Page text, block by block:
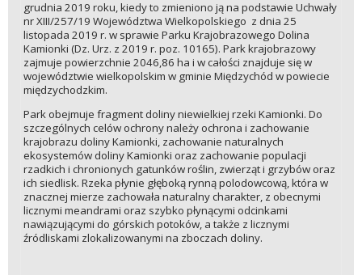
grudnia 2019 roku, kiedy to zmieniono ją na podstawie Uchwały
nr XIII/257/19 Województwa Wielkopolskiego z dnia 25
listopada 2019 r. w sprawie Parku Krajobrazowego Dolina
Kamionki (Dz. Urz. z 2019 r. poz. 10165). Park krajobrazowy
zajmuje powierzchnie 2046,86 ha i w całości znajduje się w
województwie wielkopolskim w gminie Międzychód w powiecie
międzychodzkim.
Park obejmuje fragment doliny niewielkiej rzeki Kamionki. Do
szczególnych celów ochrony należy ochrona i zachowanie
krajobrazu doliny Kamionki, zachowanie naturalnych
ekosystemów doliny Kamionki oraz zachowanie populacji
rzadkich i chronionych gatunków roślin, zwierząt i grzybów oraz
ich siedlisk. Rzeka płynie głęboką rynną polodowcową, która w
znacznej mierze zachowała naturalny charakter, z obecnymi
licznymi meandrami oraz szybko płynącymi odcinkami
nawiązującymi do górskich potoków, a także z licznymi
źródliskami zlokalizowanymi na zboczach doliny.